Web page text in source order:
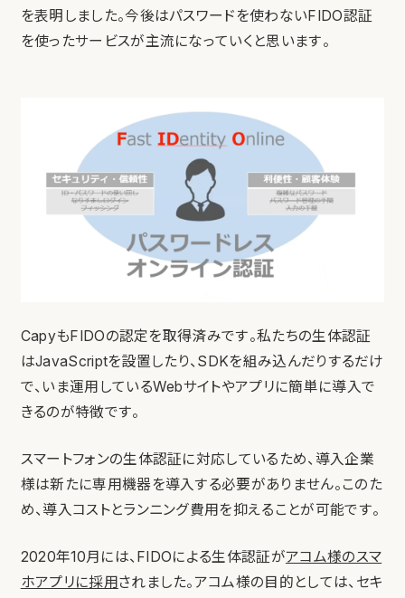
を表明しました。今後はパスワードを使わないFIDO認証
を使ったサービスが主流になっていくと思います。
CapyもFIDOの認定を取得済みです。私たちの生体認証
はJavaScriptを設置したり、SDKを組み込んだりするだけ
で、いま運用しているWebサイトやアプリに簡単に導入で
きるのが特徴です。
スマートフォンの生体認証に対応しているため、導入企業
様は新たに専用機器を導入する必要がありません。このた
め、導入コストとランニング費用を抑えることが可能です。
2020年10月には、FIDOによる生体認証がアコム様のスマ
ホアプリに採用されました。アコム様の目的としては、 セキ